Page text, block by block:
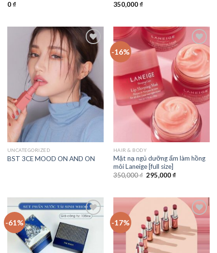
0₫
350,000₫
Wishlist
UNCATEGORIZED
BST 3CE MOOD ON AND ON
-16%
Add to
Wishlist
HAIR & BODY
Mặt nạ ngủ dưỡng ẩm làm hồng
môi Laneige [full size]
350,000₫ 295,000₫
-61%
Wishlist
-17%
Add to
Wishlist